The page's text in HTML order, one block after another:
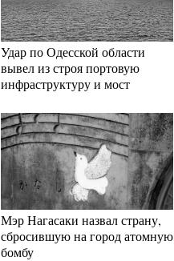
Удар по Одесской области
вывел из строя портовую
инфраструктуру и мост
Мэр Нагасаки назвал страну,
сбросившую на город атомную
бомбу